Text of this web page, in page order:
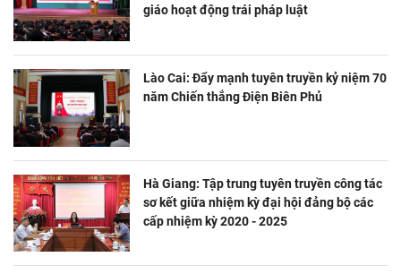
giáo hoạt động trái pháp luật
Lào Cai: Đẩy mạnh tuyên truyền kỷ niệm 70
năm Chiến thắng Điện Biên Phủ
Hà Giang: Tập trung tuyên truyền công tác
sơ kết giữa nhiệm kỳ đại hội đảng bộ các
cấp nhiệm kỳ 2020 - 2025